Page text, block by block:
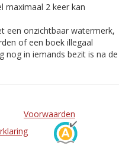
maximaal 2 keer kan
een onzichtbaar watermerk,
of een boek illegaal
nog in iemands bezit is na de
Voorwaarden